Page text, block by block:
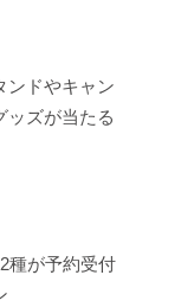
ンドやキャン
ッズが当たる
種が予約受付